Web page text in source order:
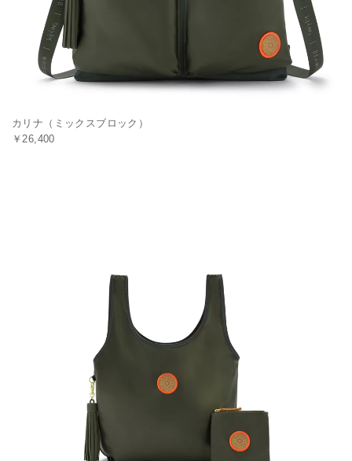
カリナ（ミックスブロック）
￥26,400